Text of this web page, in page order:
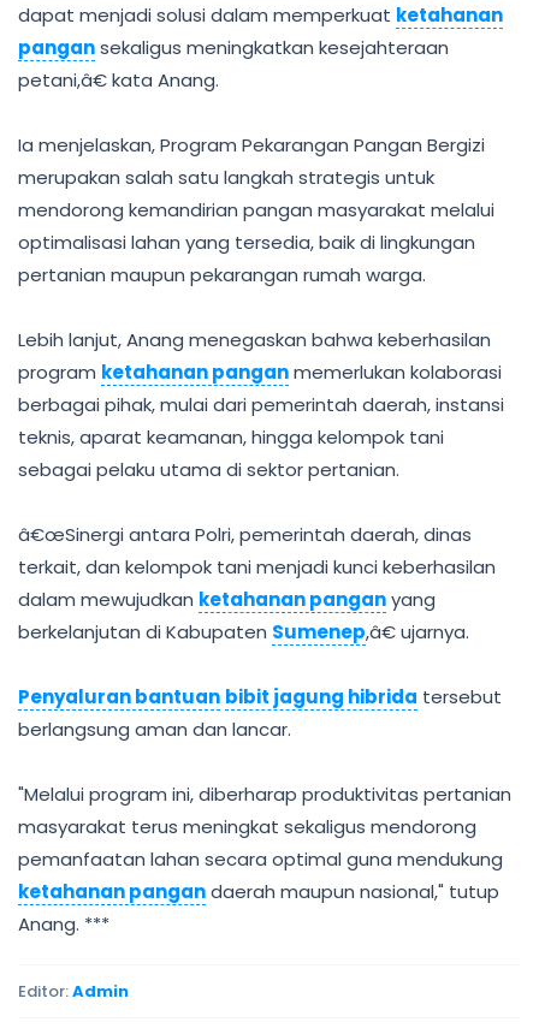
dapat menjadi solusi dalam memperkuat ketahanan
pangansekaligus meningkatkan kesejahteraan
petani,â€ kata Anang.
Ia menjelaskan, Program Pekarangan Pangan Bergizi
merupakan salah satu langkah strategis untuk
mendorong kemandirian pangan masyarakat melalui
optimalisasi lahan yang tersedia, baik di lingkungan
pertanian maupun pekarangan rumah warga.
Lebih lanjut, Anang menegaskan bahwa keberhasilan
program ketahanan panganmemerlukan kolaborasi
berbagai pihak, mulai dari pemerintah daerah, instansi
teknis, aparat keamanan, hingga kelompok tani
sebagai pelaku utama di sektor pertanian.
â€œSinergi antara Polri, pemerintah daerah, dinas
terkait, dan kelompok tani menjadi kunci keberhasilan
dalam mewujudkan ketahanan panganyang
berkelanjutan di Kabupaten Sumenep,â€ ujarnya.
Penyaluran bantuan bibit jagung hibrida tersebut
berlangsung aman dan lancar.
"Melalui program ini, diberharap produktivitas pertanian
masyarakat terus meningkat sekaligus mendorong
pemanfaatan lahan secara optimal guna mendukung
ketahanan pangandaerah maupun nasional," tutup
Anang. ***
Editor:Admin